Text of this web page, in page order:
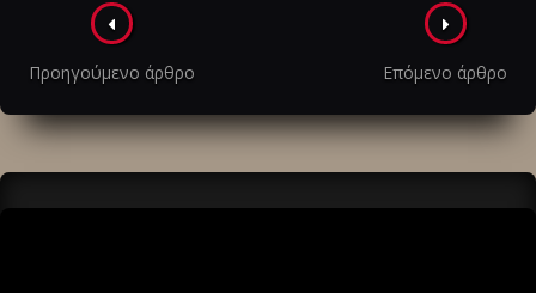
Πλοήγηση
στα
άρθρα
Προηγούμενο άρθρο Επόμενο άρθρο